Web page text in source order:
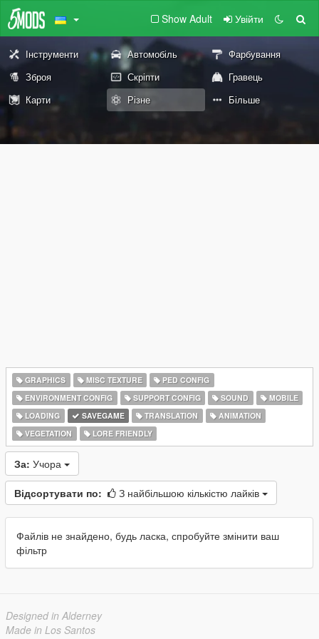
Show Adult Увійти
Інструменти Автомобіль
Фарбування
Зброя
Скріпти
Гравець
Карти
Різне Більше
GRAPHICS MISC TEXTURE
PED CONFIG
ENVIRONMENT CONFIG
SUPPORT CONFIG SOUND
MOBILE
LOADING
SAVEGAME TRANSLATION
ANIMATION
VEGETATION
LORE FRIENDLY
За: Учора
Відсортувати по: З найбільшою кількістю лайків
Файлів не знайдено, будь ласка, спробуйте змінити ваш
фільтр
Designed in Alderney
Made in Los Santos